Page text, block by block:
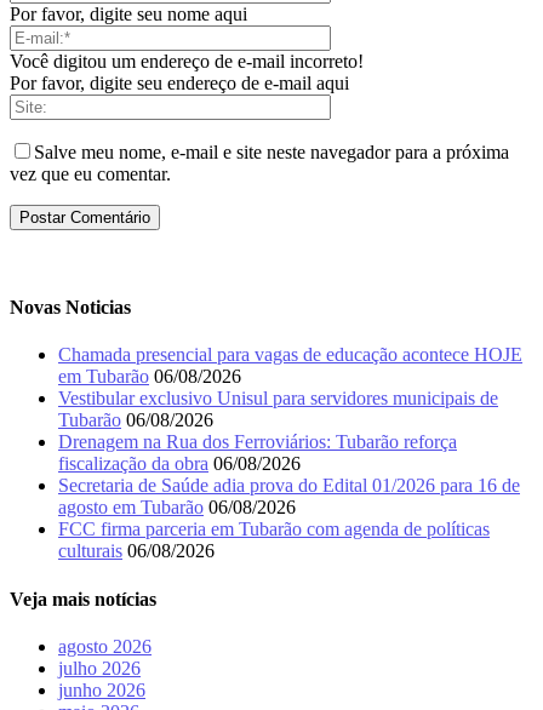
Por favor, digite seu nome aqui
Você digitou um endereço de e-mail incorreto!
Por favor, digite seu endereço de e-mail aqui
Salve meu nome, e-mail e site neste navegador para a próxima
vez que eu comentar.
Novas Noticias
Chamada presencial para vagas de educação acontece HOJE
em Tubarão 06/08/2026
Vestibular exclusivo Unisul para servidores municipais de
Tubarão 06/08/2026
Drenagem na Rua dos Ferroviários: Tubarão reforça
fiscalização da obra 06/08/2026
Secretaria de Saúde adia prova do Edital 01/2026 para 16 de
agosto em Tubarão 06/08/2026
FCC firma parceria em Tubarão com agenda de políticas
culturais 06/08/2026
Veja mais notícias
agosto 2026
julho 2026
junho 2026